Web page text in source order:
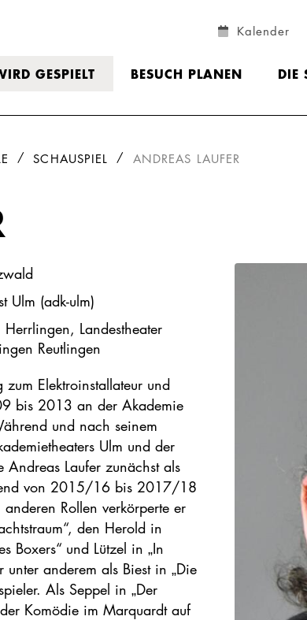
Kalender
GESPIELT BESUCH PLANEN DIE
SCHAUSPIEL ANDREAS LAUFER
Ulm (adk-ulm)
Landestheater
Reutlingen
Elektroinstallateur und
bis 2013 an der Akademie
und nach seinem
Ulm und der
Laufer zunächst als
von 2015/16 bis 2017/18
anderen Rollen verkörperte er
den Herold in
Boxers“ und Lützel in „In
anderem als Biest in „Die
Als Seppel in „Der
Komödie im Marquardt auf